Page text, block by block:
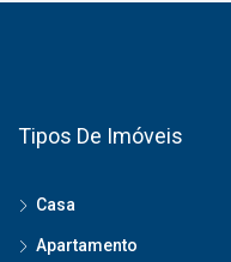
Tipos De Imóveis
Casa
Apartamento